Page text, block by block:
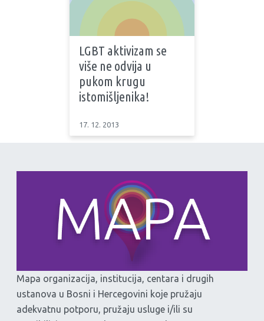
LGBT aktivizam se
više ne odvija u
pukom krugu
istomišljenika!
17. 12. 2013
Mapa organizacija, institucija, centara i drugih
ustanova u Bosni i Hercegovini koje pružaju
adekvatnu potporu, pružaju usluge i/ili su